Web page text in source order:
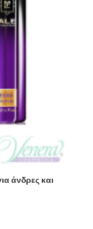
άνδρες και